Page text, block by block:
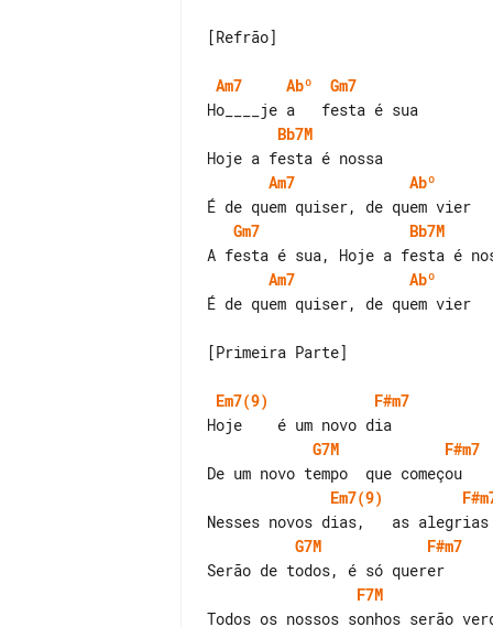
[Refrão]
Am7 Abº
Gm7
Bb7M
Am7
Abº
Gm7
Bb7M
Am7
Abº
É de quem quiser, de quem vier
[Primeira Parte]
Em7(9)
F#m7
G7M
F#m7
Em7(9)
G7M
F#m7
F7M